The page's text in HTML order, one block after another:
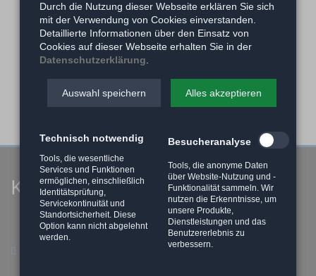
Durch die Nutzung dieser Webseite erklären Sie sich
mit der Verwendung von Cookies einverstanden.
Detaillierte Informationen über den Einsatz von
Cookies auf dieser Webseite erhalten Sie in der
Datenschutzerklärung.
Auswahl speichern Alles akzeptieren
Technisch notwendig
Tools, die wesentliche
Services und Funktionen
ermöglichen, einschließlich
Identitätsprüfung,
Servicekontinuität und
Standortsicherheit. Diese
Option kann nicht abgelehnt
werden.
Besucheranalyse
Tools, die anonyme Daten
über Website-Nutzung und -
Funktionalität sammeln. Wir
nutzen die Erkenntnisse, um
unsere Produkte,
Dienstleistungen und das
Benutzererlebnis zu
verbessern.
Kontaktieren Sie uns